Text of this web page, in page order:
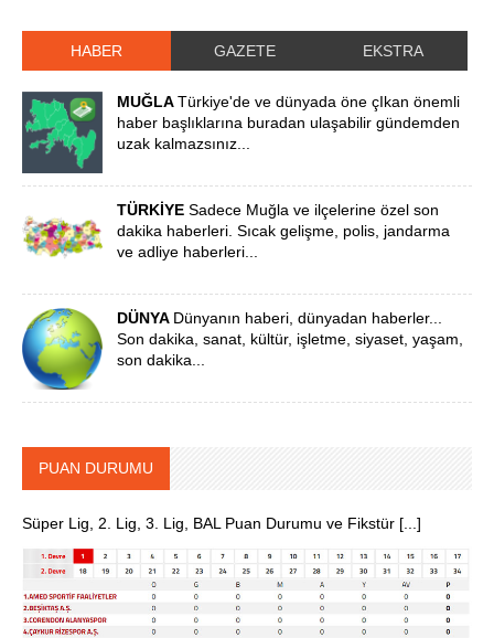
HABER GAZETE EKSTRA
MUĞLATürkiye'de ve dünyada öne çIkan önemli
haber başlıklarına buradan ulaşabilir gündemden
uzak kalmazsınız...
TÜRKİYESadece Muğla ve ilçelerine özel son
dakika haberleri. Sıcak gelişme, polis, jandarma
ve adliye haberleri...
DÜNYA Dünyanın haberi, dünyadan haberler...
Son dakika, sanat, kültür, işletme, siyaset, yaşam,
son dakika...
PUAN DURUMU
Süper Lig, 2. Lig, 3. Lig, BAL Puan Durumu ve Fikstür [...]